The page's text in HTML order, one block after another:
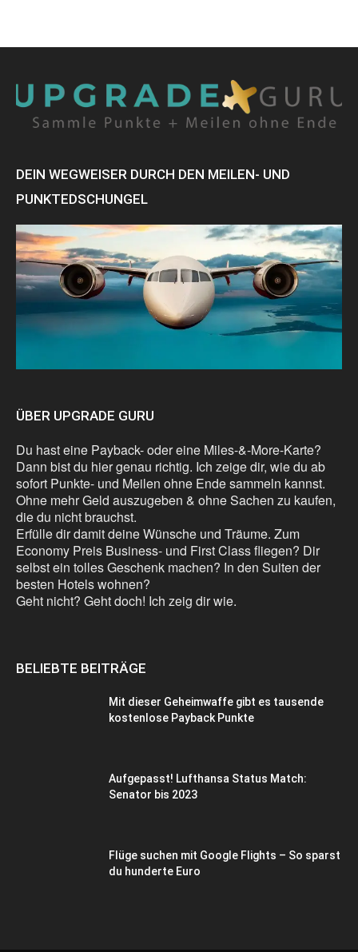
DEIN WEGWEISER DURCH DEN MEILEN- UND
PUNKTEDSCHUNGEL
ÜBER UPGRADE GURU
Du hast eine Payback- oder eine Miles-&-More-Karte?
Dann bist du hier genau richtig. Ich zeige dir, wie du ab
sofort Punkte- und Meilen ohne Ende sammeln kannst.
Ohne mehr Geld auszugeben & ohne Sachen zu kaufen,
die du nicht brauchst.
Erfülle dir damit deine Wünsche und Träume. Zum
Economy Preis Business- und First Class fliegen? Dir
selbst ein tolles Geschenk machen? In den Suiten der
besten Hotels wohnen?
Geht nicht? Geht doch! Ich zeig dir wie.
BELIEBTE BEITRÄGE
Mit dieser Geheimwaffe gibt es tausende
kostenlose Payback Punkte
Aufgepasst! Lufthansa Status Match:
Senator bis 2023
Flüge suchen mit Google Flights – So sparst
du hunderte Euro